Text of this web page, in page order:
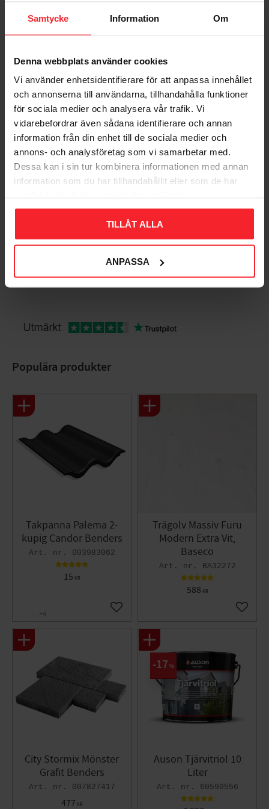
Samtycke Information Om
Denna webbplats använder cookies
Vi använder enhetsidentifierare för att anpassa innehållet
och annonserna till användarna, tillhandahålla funktioner
för sociala medier och analysera vår trafik. Vi
vidarebefordrar även sådana identifierare och annan
information från din enhet till de sociala medier och
annons- och analysföretag som vi samarbetar med.
Dessa kan i sin tur kombinera informationen med annan
information som du har tillhandahållit eller som de har
TILLÅT ALLA
ANPASSA
Omdömen
Du
Bli den första att lämna ett omdöme.
Hikoki Klammer 540
003281105
366KR
Lägg till i favoriter
Populära produkter
Takpanna Palema 2-
kupig Candor Benders
003983062
15 KR
Lägg till i favoriter
+4
Trägolv Massiv Furu
Modern Extra Vit,
Baseco
BA32272
588 KR
Lägg
City Stormix Mönster
Grafit Benders
007827417
477 KR
Auson Tjärvitriol 10
Liter
60590556
17 %